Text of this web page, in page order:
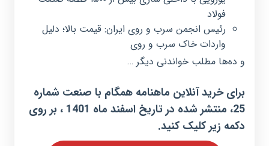
فولاد
رئیس انجمن سرب و روی ایران: قیمت بالا؛ دلیل
واردات خاک سرب و روی
و ده‌ها مطلب خواندنی دیگر …
برای خرید آنلاین ماهنامه همگام با صنعت شماره
25، منتشر شده در تاریخ اسفند ماه 1401 ، بر روی
دکمه زیر کلیک کنید.